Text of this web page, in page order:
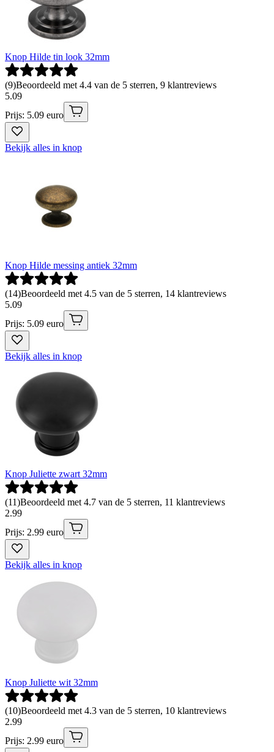
Knop Hilde tin look 32mm
(9)Beoordeeld met 4.4 van de 5 sterren, 9 klantreviews
5.09
Prijs: 5.09 euro
Bekijk alles in knop
Knop Hilde messing antiek 32mm
(14)Beoordeeld met 4.5 van de 5 sterren, 14 klantreviews
5.09
Prijs: 5.09 euro
Bekijk alles in knop
Knop Juliette zwart 32mm
(11)Beoordeeld met 4.7 van de 5 sterren, 11 klantreviews
2.99
Prijs: 2.99 euro
Bekijk alles in knop
Knop Juliette wit 32mm
(10)Beoordeeld met 4.3 van de 5 sterren, 10 klantreviews
2.99
Prijs: 2.99 euro